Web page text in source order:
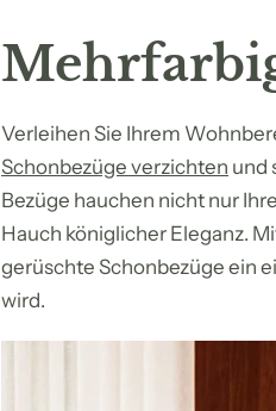
Verleihen Sie Ihrem
Schonbezüge verzichten und
Bezüge hauchen nicht nur
Hauch königlicher Eleganz.
gerüschte Schonbezüge ein
wird.